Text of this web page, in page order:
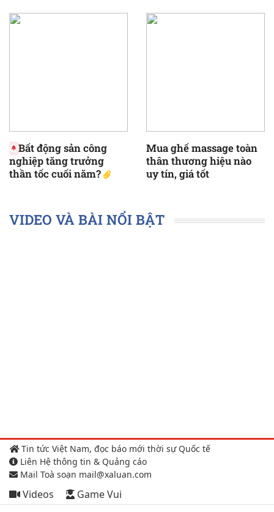
nghiệp tăng trưởng
thần tốc cuối năm?
Mua ghế massage toàn
thân thương hiệu nào
uy tín, giá tốt
VIDEO VÀ BÀI NỔI BẬT
Tin tức Việt Nam, đọc báo mới thời sự Quốc tế
Liên Hệ thông tin & Quảng cáo
Mail Toà soạn mail@xaluan.com
Videos Game Vui